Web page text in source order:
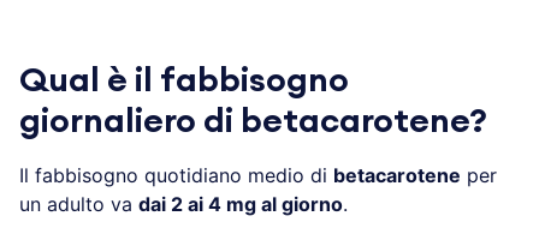
Qual è il fabbisogno
giornaliero di betacarotene?
Il fabbisogno quotidiano medio di betacarotene per
un adulto va dai 2 ai 4 mg al giorno.